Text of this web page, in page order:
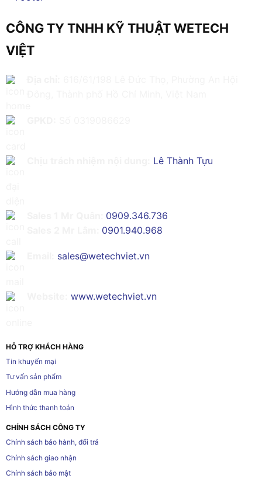
CÔNG TY TNHH KỸ THUẬT WETECH
VIỆT
Lê Thành Tựu
0909.346.736
0901.940.968
sales@wetechviet.vn
www.wetechviet.vn
HỖ TRỢ KHÁCH HÀNG
Tin khuyến mại
Tư vấn sản phẩm
Hướng dẫn mua hàng
Hình thức thanh toán
CHÍNH SÁCH CÔNG TY
Chính sách bảo hành, đổi trả
Chính sách giao nhận
Chính sách bảo mật